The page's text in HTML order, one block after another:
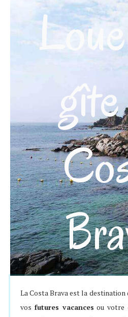
La Costa Brava est la destination
vos futures vacances ou votre